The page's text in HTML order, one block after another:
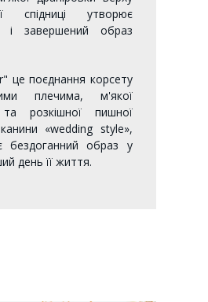
спідниці утворює
і завершений образ
це поєднання корсету
плечима, м'якої
та розкішної пишної
«wedding style»,
образ у
день її життя.